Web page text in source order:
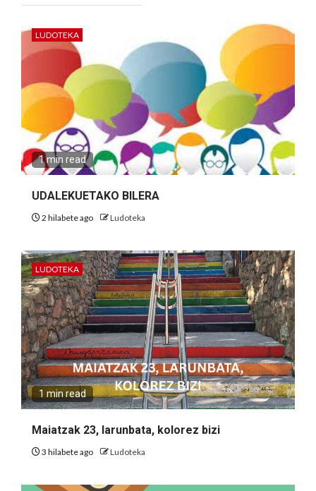
LUDOTEKA
1 min read
UDALEKUETAKO BILERA
2 hilabete ago Ludoteka
LUDOTEKA
1 min read
Maiatzak 23, larunbata, kolorez bizi
3 hilabete ago Ludoteka